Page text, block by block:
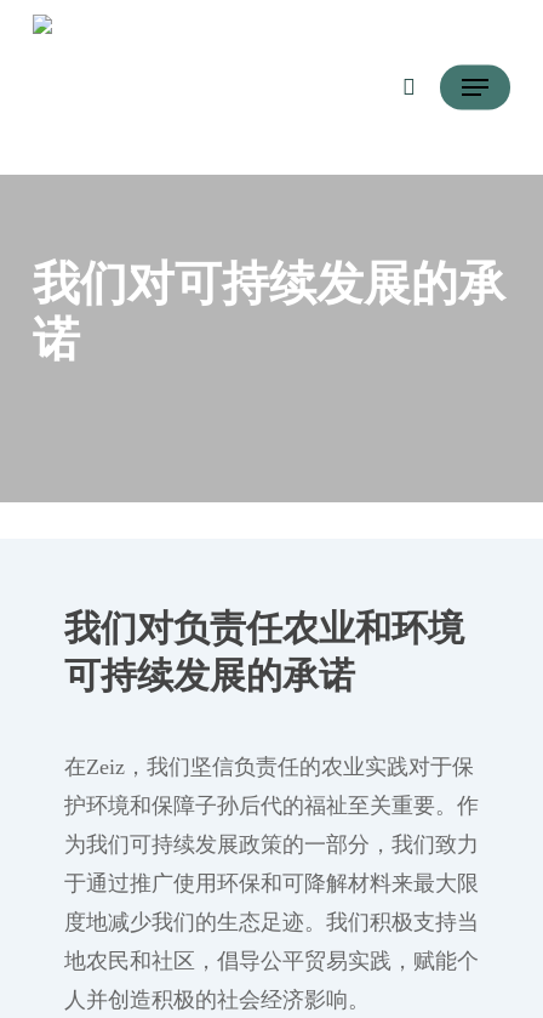
内
菜单
我们对可持续发展的承
诺
我们对负责任农业和环境
可持续发展的承诺
在Zeiz，我们坚信负责任的农业实践对于保
护环境和保障子孙后代的福祉至关重要。作
为我们可持续发展政策的一部分，我们致力
于通过推广使用环保和可降解材料来最大限
度地减少我们的生态足迹。我们积极支持当
地农民和社区，倡导公平贸易实践，赋能个
人并创造积极的社会经济影响。